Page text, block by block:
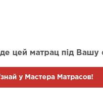
цей матрац під Вашу
у Мастера Матрасов!